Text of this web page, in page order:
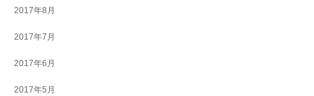
2017年8月
2017年7月
2017年6月
2017年5月